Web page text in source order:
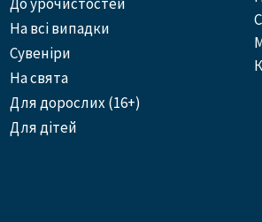
На всі випадки
Сувеніри
На свята
Для дорослих (16+)
Для дітей